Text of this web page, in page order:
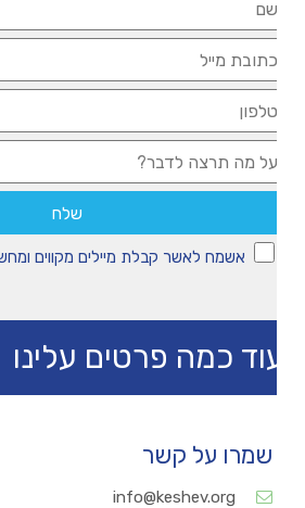
אשמח לאשר קבלת מיילים מקווים ומחשבות
כמה פרטים עלינו
שמרו על קשר
info@keshev.org